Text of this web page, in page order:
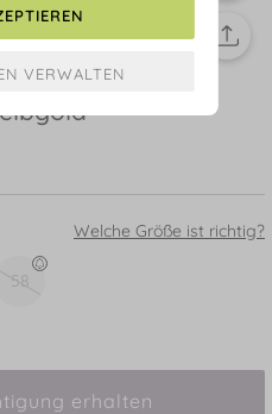
Welche Größe ist richtig?
58
erhalten